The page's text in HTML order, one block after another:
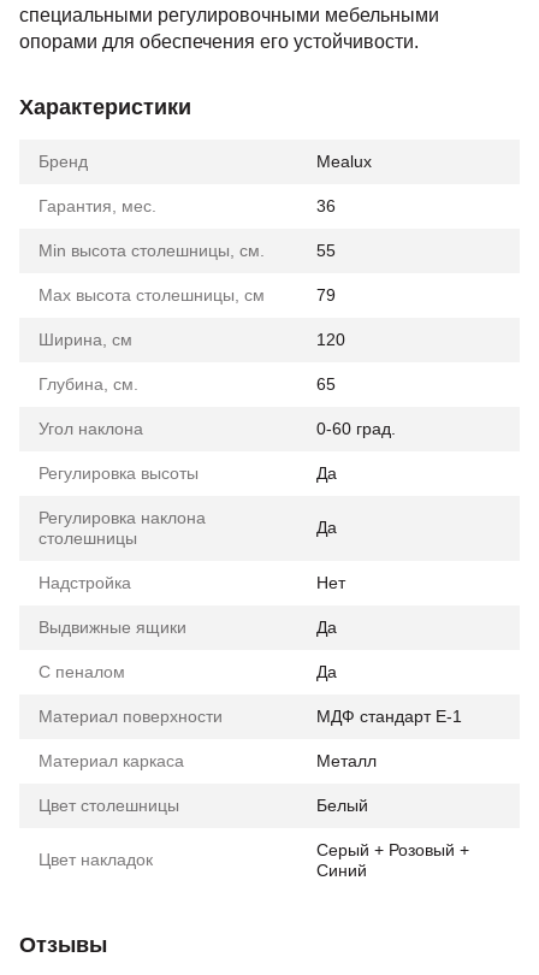
специальными регулировочными мебельными
опорами для обеспечения его устойчивости.
Характеристики
Бренд Mealux
Гарантия, мес. 36
Min высота столешницы, см. 55
Max высота столешницы, см 79
Ширина, см 120
Глубина, см. 65
Угол наклона 0-60 град.
Регулировка высоты Да
Регулировка наклона
столешницы
Да
Надстройка Нет
Выдвижные ящики Да
С пеналом Да
Материал поверхности МДФ стандарт Е-1
Материал каркаса Металл
Цвет столешницы Белый
Цвет накладок
Серый + Розовый +
Синий
Отзывы